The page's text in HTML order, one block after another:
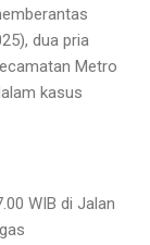
dua pria
Metro
kasus
WIB di Jalan